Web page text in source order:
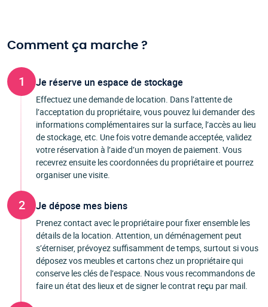
Comment ça marche ?
1 Je réserve un espace de stockage
Effectuez une demande de location. Dans l’attente de
l’acceptation du propriétaire, vous pouvez lui demander des
informations complémentaires sur la surface, l’accès au lieu
de stockage, etc. Une fois votre demande acceptée, validez
votre réservation à l’aide d’un moyen de paiement. Vous
recevrez ensuite les coordonnées du propriétaire et pourrez
organiser une visite.
2 Je dépose mes biens
Prenez contact avec le propriétaire pour fixer ensemble les
détails de la location. Attention, un déménagement peut
s’éterniser, prévoyez suffisamment de temps, surtout si vous
déposez vos meubles et cartons chez un propriétaire qui
conserve les clés de l’espace. Nous vous recommandons de
faire un état des lieux et de signer le contrat reçu par mail.